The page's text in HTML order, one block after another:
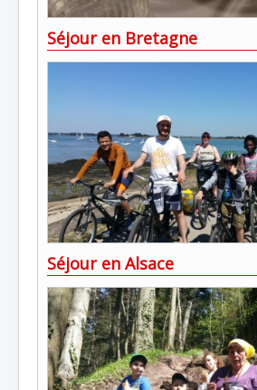
Séjour en Bretagne
Séjour en Alsace